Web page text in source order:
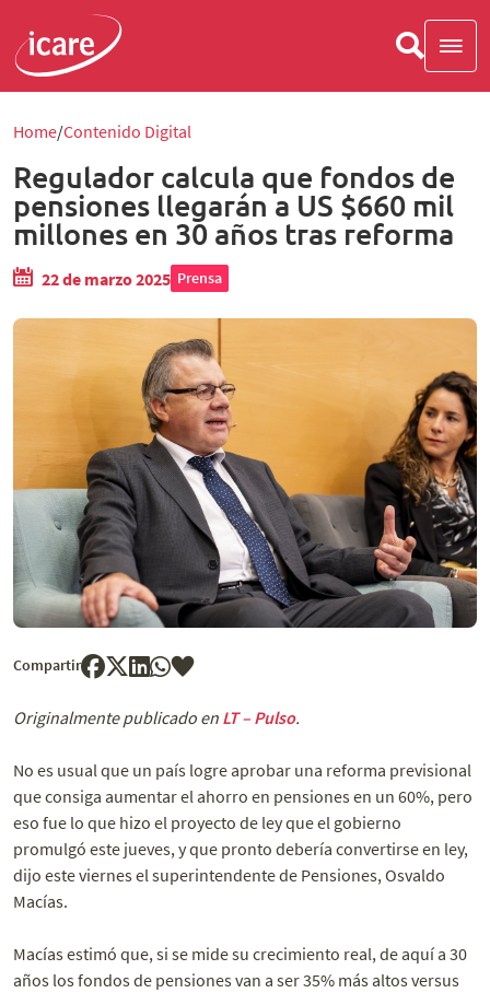
Home Contenido Digital
Regulador calcula que fondos de
pensiones llegarán a US $660 mil
millones en 30 años tras reforma
22 de marzo 2025 Prensa
Compartir
Originalmente publicado en LT – Pulso.
No es usual que un país logre aprobar una reforma previsional
que consiga aumentar el ahorro en pensiones en un 60%, pero
eso fue lo que hizo el proyecto de ley que el gobierno
promulgó este jueves, y que pronto debería convertirse en ley,
dijo este viernes el superintendente de Pensiones, Osvaldo
Macías.
Macías estimó que, si se mide su crecimiento real, de aquí a 30
años los fondos de pensiones van a ser 35% más altos versus